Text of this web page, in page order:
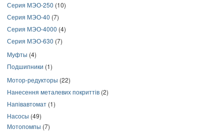
Серия МЭО-250 (10)
Серия МЭО-40 (7)
Серия МЭО-4000 (4)
Серия МЭО-630 (7)
Муфты (4)
Подшипники (1)
Мотор-редукторы (22)
Нанесення металевих покриттів (2)
Напівавтомат (1)
Насосы (49)
Мотопомпы (7)